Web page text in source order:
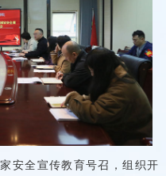
安全宣传教育号召，组织开